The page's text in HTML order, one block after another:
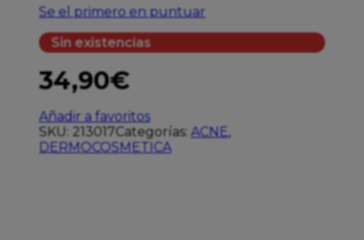
Se el primero en puntuar
Sin existencias
34,90€
Añadir a favoritos
SKU: 213017Categorías: ACNE,
DERMOCOSMETICA